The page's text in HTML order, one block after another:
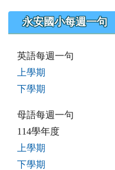
永安國小每週一句
英語每週一句
上學期
下學期
母語每週一句
114學年度
上學期
下學期